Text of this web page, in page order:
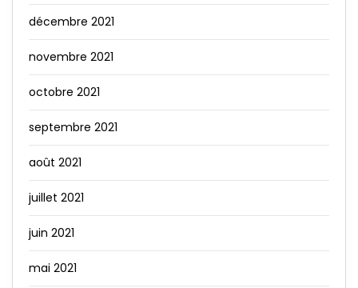
décembre 2021
novembre 2021
octobre 2021
septembre 2021
août 2021
juillet 2021
juin 2021
mai 2021